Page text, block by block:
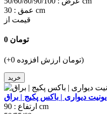
عمق : 30 cm
قیمت از
0 تومان
(+0 تومان ارزش افزوده)
خرید
یونیت دیواری | باکس پکیج | براق
ارتفاع : 90 cm